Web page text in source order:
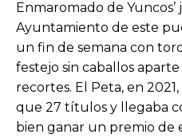
Enmaromado de Yuncos’
Ayuntamiento de este
un fin de semana con
festejo sin caballos
recortes. El Peta, en
que 27 títulos y llegaba
bien ganar un premio de